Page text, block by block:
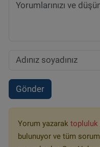
Gönder
Yorum yazarak topluluk
bulunuyor ve tüm